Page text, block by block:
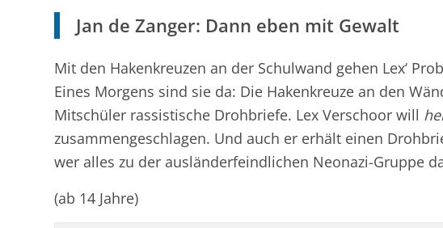
Jan de Zanger: Dann eben mit Gewalt
Mit den Hakenkreuzen an der Schulwand gehen Lex‘
Eines Morgens sind sie da: Die Hakenkreuze an den
Mitschüler rassistische Drohbriefe. Lex Verschoor will
zusammengeschlagen. Und auch er erhält einen
wer alles zu der ausländerfeindlichen Neonazi-Gruppe
(ab 14 Jahre)